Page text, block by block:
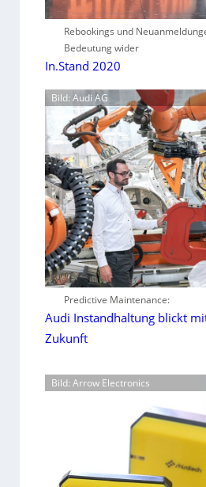
Rebookings und
Bedeutung wider
In.Stand 2020
Bild: Audi AG
Predictive Maintenance:
Audi Instandhaltung blickt
Zukunft
Bild: Arrow Electronics